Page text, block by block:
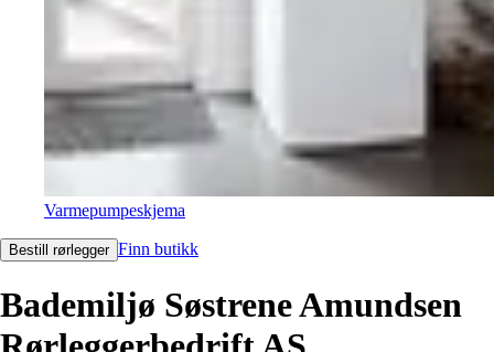
Varmepumpeskjema
Bestill rørlegger Finn butikk
Bademiljø Søstrene Amundsen